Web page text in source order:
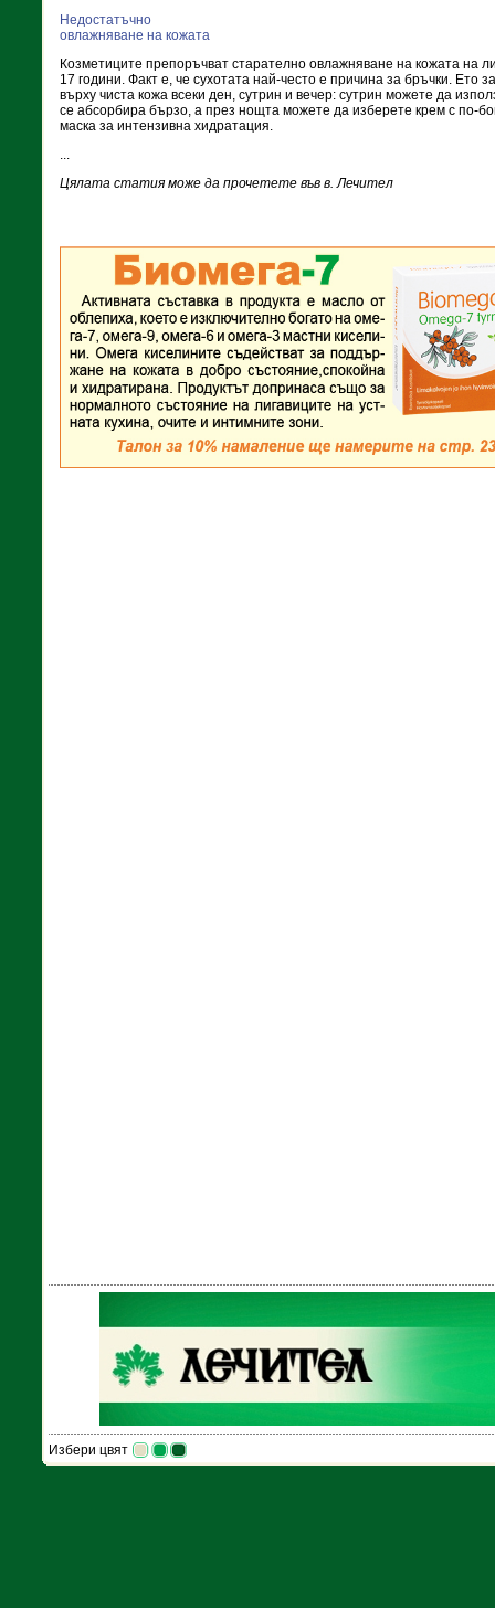
Недостатъчно
овлажняване на кожата
Козметиците препоръчват старателно овлажняване на кожата на
17 години. Факт е, че сухотата най-често е причина за бръчки. Ето
върху чиста кожа всеки ден, сутрин и вечер: сутрин можете да
се абсорбира бързо, а през нощта можете да изберете крем с по-
маска за интензивна хидратация.
...
Цялата статия може да прочетете във в. Лечител
Избери цвят